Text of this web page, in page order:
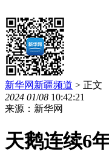
新华网新疆频道 > 正文
2024 01/08 10:42:21
来源：新华网
天鹅连续6